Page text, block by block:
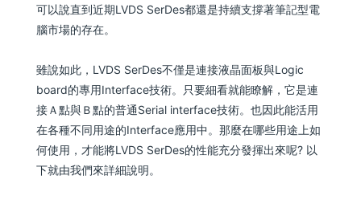
可以說直到近期LVDS SerDes都還是持續支撐著筆記型電
腦市場的存在。
雖說如此，LVDS SerDes不僅是連接液晶面板與Logic
board的專用Interface技術。只要細看就能瞭解，它是連
接Ａ點與Ｂ點的普通Serial interface技術。也因此能活用
在各種不同用途的Interface應用中。那麼在哪些用途上如
何使用，才能將LVDS SerDes的性能充分發揮出來呢? 以
下就由我們來詳細說明。